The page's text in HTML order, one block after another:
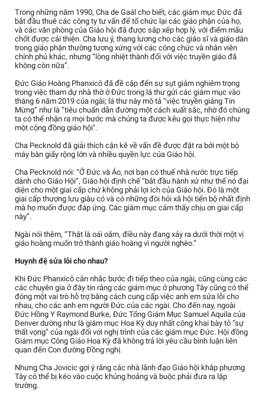
Trong những năm 1990, Cha de Gaál cho biết, các giám mục Đức đã
bắt đầu thuê các công ty tư vấn để tổ chức lại các giáo phận của họ,
và các văn phòng của Giáo hội đã được sắp xếp hợp lý, với điểm mấu
chốt được cải thiện. Cha lưu ý, thang lương cho các giáo sĩ và giáo dân
trong giáo phận thường tương xứng với các công chức và nhân viên
chính phủ khác, nhưng “lòng nhiệt thành đối với việc truyền giáo đã
không còn nữa”.
Đức Giáo Hoàng Phanxicô đã đề cập đến sự sụt giảm nghiêm trọng
trong việc tham dự nhà thờ ở Đức trong lá thư gửi các giám mục vào
tháng 6 năm 2019 của ngài; lá thư này mô tả “việc truyền giảng Tin
Mừng” như là “tiêu chuẩn dẫn đường một cách xuất sắc, nhờ đó chúng
ta có thể nhận ra mọi bước mà chúng ta được kêu gọi thực hiện như
một cộng đồng giáo hội".
Cha Pecknold đã giải thích cặn kẽ về vấn đề được đặt ra bởi một bộ
máy bàn giấy rộng lớn và nhiều quyền lực của Giáo hội.
Cha Pecknold nói: “Ở Đức và Áo, nơi bạn có thuế nhà nước trực tiếp
dành cho Giáo Hội”, Giáo hội định chế “bắt đầu hành xử như thể nó đại
diện cho một giai cấp chứ không phải lợi ích của Giáo hội. Đó là một
giai cấp thượng lưu giàu có và có những đòi hỏi xã hội tiến bộ nhất định
mà họ muốn được đáp ứng. Các giám mục cảm thấy chịu ơn giai cấp
này”.
Ngài nói thêm, “Thật là oái oăm, điều này đang xảy ra dưới thời một vị
giáo hoàng muốn trở thành giáo hoàng vì người nghèo.”
Huynh đệ sửa lỗi cho nhau?
Khi Đức Phanxicô cân nhắc bước đi tiếp theo của ngài, cũng cùng các
các chuyên gia ở đây tin rằng các giám mục ở phương Tây cũng có thể
đóng một vai trò hỗ trợ bằng cách cung cấp việc anh em sửa lỗi cho
nhau, cho các anh em người Đức của các ngài. Cho đến nay, ngoài
Đức Hồng Y Raymond Burke, Đức Tổng Giám Mục Samuel Aquila của
Denver dường như là giám mục Hoa Kỳ duy nhất công khai bày tỏ “sự
thất vọng” của ngài đối với nghị trình của các giám mục Đức. Hội đồng
Giám mục Công Giáo Hoa Kỳ đã không trả lời yêu cầu bình luận liên
quan đến Con đường Đồng nghị.
Nhưng Cha Jovicic gợi ý rằng các nhà lãnh đạo Giáo hội khắp phương
Tây có thể bị kéo vào cuộc khủng hoảng và buộc phải đưa ra lập
trường.